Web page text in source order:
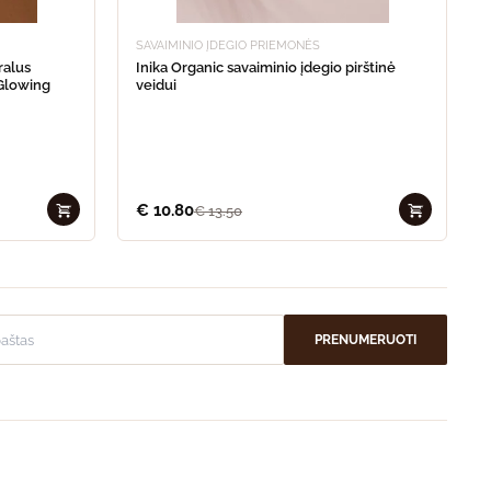
SAVAIMINIO ĮDEGIO PRIEMONĖS
Inika Organic savaiminio įdegio pirštinė
veidui
€ 10.80€13.50
PRENUMERUOTI